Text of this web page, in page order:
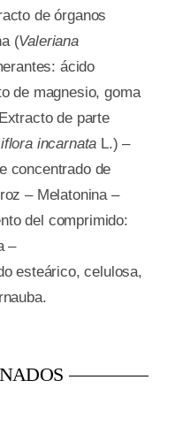
de órganos
(Valeriana
ácido
de magnesio, goma
de parte
incarnata L.) –
concentrado de
– Melatonina –
del comprimido:
–
esteárico, celulosa,